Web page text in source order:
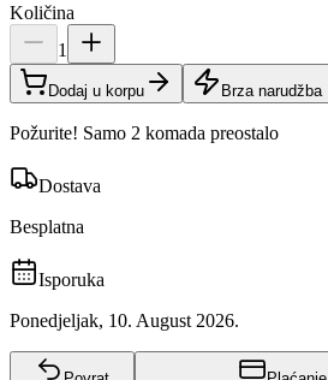
Količina
1
Dodaj u korpu Brza narudžba
Požurite! Samo 2 komada preostalo
Dostava
Besplatna
Isporuka
Ponedjeljak, 10. August 2026.